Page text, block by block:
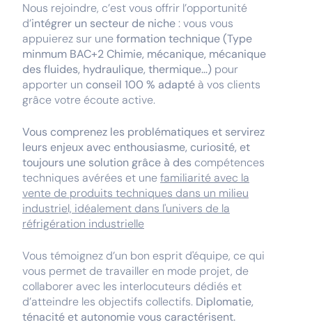
Nous rejoindre, c’est vous offrir l’opportunité
d’intégrer un secteur de niche: vous vous
appuierez sur uneformation technique (Type
minmum BAC+2 Chimie, mécanique, mécanique
des fluides, hydraulique, thermique...) pour
apporter un conseil 100 % adapté à vos clients
grâce votre écoute active.
Vous comprenez les problématiques et servirez
leurs enjeux avec enthousiasme, curiosité, et
toujours une solution grâce à des compétences
techniques avérées et unefamiliarité avec la
vente de produits techniques dans un milieu
industriel, idéalement dans l'univers de la
réfrigération industrielle
Vous témoignez d’un bon esprit d'équipe, ce qui
vous permet de travailler en mode projet, de
collaborer avec les interlocuteurs dédiés et
d’atteindre les objectifs collectifs. Diplomatie,
ténacité et autonomie vous caractérisent.